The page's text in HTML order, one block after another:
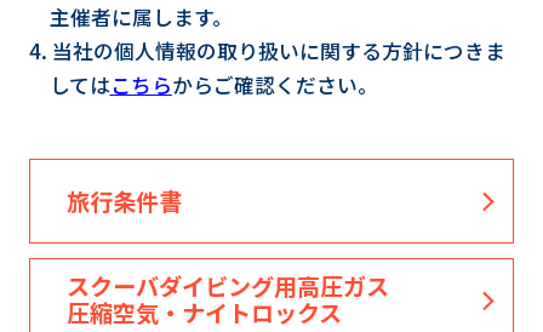
主催者に属します。
4. 当社の個人情報の取り扱いに関する方針につきま
してはこちらからご確認ください。
旅行条件書
スクーバダイビング用高圧ガス
圧縮空気・ナイトロックス